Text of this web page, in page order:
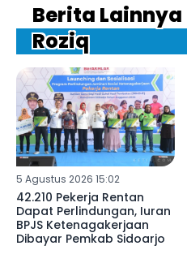
Berita Lainnya
Roziq
5 Agustus 2026 15:02
42.210 Pekerja Rentan
Dapat Perlindungan, Iuran
BPJS Ketenagakerjaan
Dibayar Pemkab Sidoarjo